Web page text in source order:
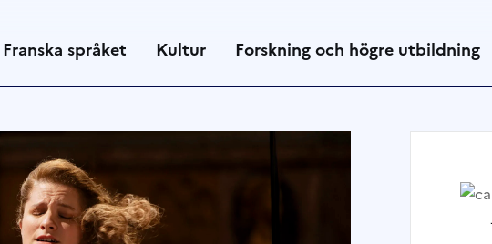
Franska språket Kultur Forskning och högre utbildning